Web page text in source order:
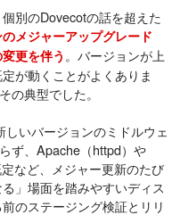
別のDovecotの話を超えた
メジャーアップグレード
更を伴う 。バージョンが上
が動くことがよくありま
の典型でした。
いバージョンのミドルウェ
ず、Apache（httpd）や
など、メジャー更新のたび
」場面を踏みやすいディス
のステージング検証とリリ